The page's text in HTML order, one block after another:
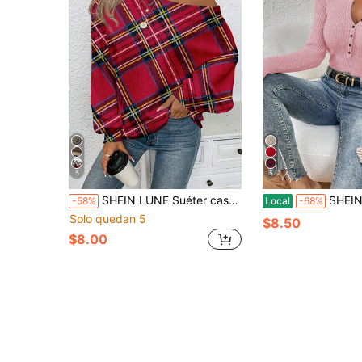
5
-58% SHEIN LUNE Suéter casual de mujer con hombros descubiertos, estampado a cuadros y contraste de colores, estilo inglés, adecuado para otoño/invierno, apropiado para salidas, fiestas, estilo callejero, ir al trabajo, Año Nuevo, Halloween, con un toque retro y elegante
Solo quedan 5
$8.00
5
Local -68% SHEIN Essnce Suéter ajustado
$8.50